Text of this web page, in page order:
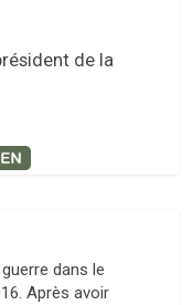
de la
dans le
Après avoir